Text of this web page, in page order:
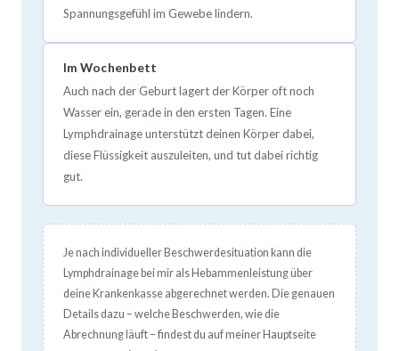
Spannungsgefühl im Gewebe lindern.
Im Wochenbett
Auch nach der Geburt lagert der Körper oft noch
Wasser ein, gerade in den ersten Tagen. Eine
Lymphdrainage unterstützt deinen Körper dabei,
diese Flüssigkeit auszuleiten, und tut dabei richtig
gut.
Je nach individueller Beschwerdesituation kann die
Lymphdrainage bei mir als Hebammenleistung über
deine Krankenkasse abgerechnet werden. Die genauen
Details dazu – welche Beschwerden, wie die
Abrechnung läuft – findest du auf meiner Hauptseite